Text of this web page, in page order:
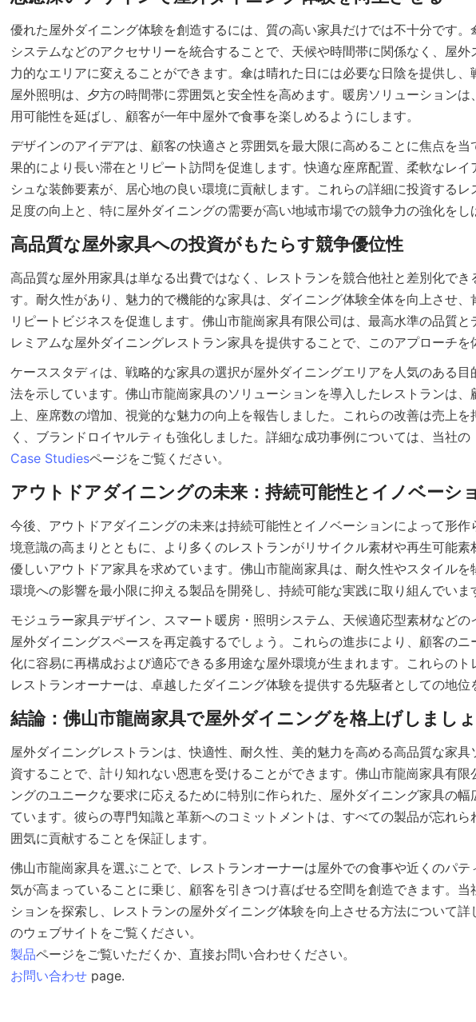
優れた屋外ダイニング体験を創造するには、質の高い家具だけでは不十分です。
システムなどのアクセサリーを統合することで、天候や時間帯に関係なく、屋外
力的なエリアに変えることができます。傘は晴れた日には必要な日陰を提供し、
屋外照明は、夕方の時間帯に雰囲気と安全性を高めます。暖房ソリューションは
用可能性を延ばし、顧客が一年中屋外で食事を楽しめるようにします。
デザインのアイデアは、顧客の快適さと雰囲気を最大限に高めることに焦点を当
果的により長い滞在とリピート訪問を促進します。快適な座席配置、柔軟なレイ
シュな装飾要素が、居心地の良い環境に貢献します。これらの詳細に投資するレ
高品質な屋外用家具は単なる出費ではなく、レストランを競合他社と差別化でき
す。耐久性があり、魅力的で機能的な家具は、ダイニング体験全体を向上させ、
リピートビジネスを促進します。佛山市龍崗家具有限公司は、最高水準の品質
ケーススタディは、戦略的な家具の選択が屋外ダイニングエリアを人気のある目
法を示しています。佛山市龍崗家具のソリューションを導入したレストランは、
上、座席数の増加、視覚的な魅力の向上を報告しました。これらの改善は売上を
Case Studies
今後、アウトドアダイニングの未来は持続可能性とイノベーションによって形作
境意識の高まりとともに、より多くのレストランがリサイクル素材や再生可能素
優しいアウトドア家具を求めています。佛山市龍崗家具は、耐久性やスタイルを
モジュラー家具デザイン、スマート暖房・照明システム、天候適応型素材などの
屋外ダイニングスペースを再定義するでしょう。これらの進歩により、顧客のニ
化に容易に再構成および適応できる多用途な屋外環境が生まれます。これらのト
屋外ダイニングレストランは、快適性、耐久性、美的魅力を高める高品質な家具
資することで、計り知れない恩恵を受けることができます。佛山市龍崗家具有限
ングのユニークな要求に応えるために特別に作られた、屋外ダイニング家具の幅
ています。彼らの専門知識と革新へのコミットメントは、すべての製品が忘れら
佛山市龍崗家具を選ぶことで、レストランオーナーは屋外での食事や近くのパテ
気が高まっていることに乗じ、顧客を引きつけ喜ばせる空間を創造できます。当
ションを探索し、レストランの屋外ダイニング体験を向上させる方法について詳
製品
お問い合わせ